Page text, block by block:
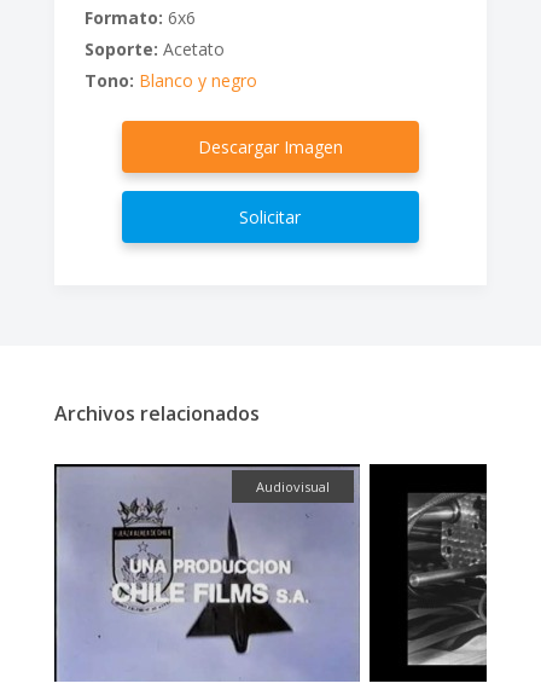
Formato: 6x6
Soporte: Acetato
Tono: Blanco y negro
Descargar Imagen
Solicitar
Archivos relacionados
Audiovisual